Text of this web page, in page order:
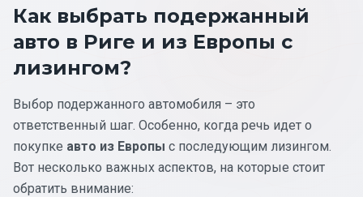
Как выбрать подержанный
авто в Риге и из Европы с
лизингом?
Выбор подержанного автомобиля – это
ответственный шаг. Особенно, когда речь идет о
покупке авто из Европы с последующим лизингом.
Вот несколько важных аспектов, на которые стоит
обратить внимание: